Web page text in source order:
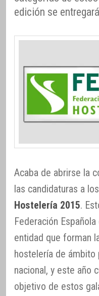
edición se
Acaba de abrirse la
las candidaturas a los
Hostelería 2015.
Federación
entidad que forman
hostelería de ámbito
nacional, y este año
objetivo de estos